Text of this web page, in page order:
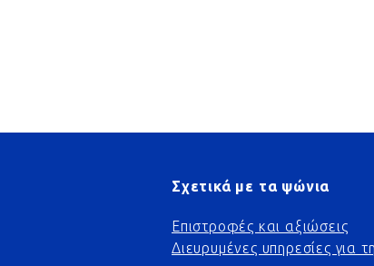
Σχετικά με τα ψώνια
Επιστροφές και αξιώσεις
Διευρυμένες υπηρεσίες για